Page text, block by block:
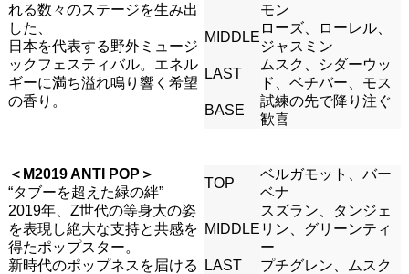
れる数々のステージを生み出
した、
日本を代表する野外ミュージ
ックフェスティバル。エネル
ギーに満ち溢れ鳴り響く希望
の香り。
モン
MIDDLE
ローズ、ローレル、
ジャスミン
LAST
ムスク、シダーウッ
ド、ベチバー、モス
BASE
試練の先で降り注ぐ
歓喜
＜M2019 ANTI POP＞
“タブーを超えた緑の絆”
2019年、Z世代の等身大の姿
を表現し絶大な支持と共感を
得たポップスター。
新時代のポップネスを届ける
TOP
ベルガモット、バー
ベナ
MIDDLE
スズラン、タンジェ
リン、グリーンティ
ー
LAST
プチグレン、ムスク